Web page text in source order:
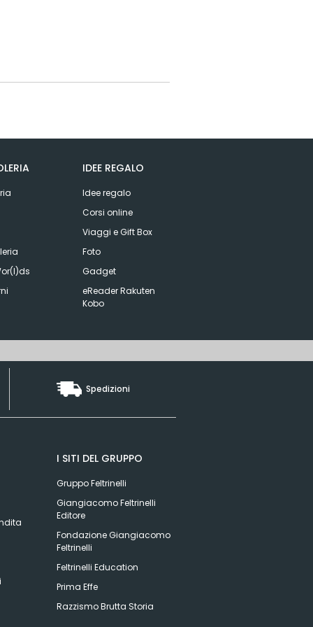
IDEE REGALO
Idee regalo
Corsi online
Viaggi e Gift Box
Foto
Gadget
eReader Rakuten
Kobo
Spedizioni
I SITI DEL GRUPPO
Gruppo Feltrinelli
Giangiacomo Feltrinelli
Editore
Fondazione Giangiacomo
Feltrinelli
Feltrinelli Education
Prima Effe
Razzismo Brutta Storia